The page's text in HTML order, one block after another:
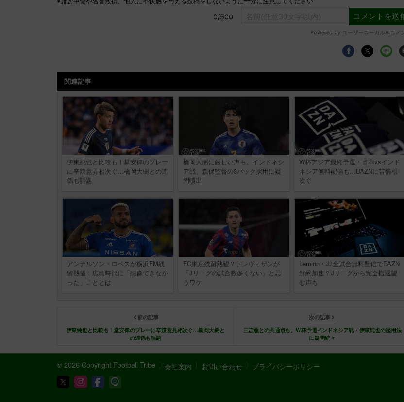
関連記事
伊東純也と比較も！堂安律のプレー
に辛辣意見相次ぐ…橋岡大樹との連
係も話題
橋岡大樹に厳しい声も。インドネシ
ア戦、森保監督の3バック採用に疑
問噴出
W杯アジア最終予選・日本vsインド
ネシア無料配信も…DAZNに苦情相
次ぐ
アンデルソン・ロペスが横浜FM残
留熱望！広島時代に「想像できなか
った」こととは
FC東京残留熱望？トレヴィザンが
「Jリーグの試合数多くない」と思
うワケ
Lemino・J3全試合無料配信でDAZN
解約加速？Jリーグから完全撤退望
む声も
前の記事
伊東純也と比較も！堂安律のプレーに辛辣意見相次ぐ…橋岡大樹と
の連係も話題
次の記事
三笘薫との共通点も。W杯予選インドネシア戦・伊東純也の起用法
に疑問続々
© 2026 Copyright Football Tribe 会社案内 お問い合わせ プライバシーポリシー